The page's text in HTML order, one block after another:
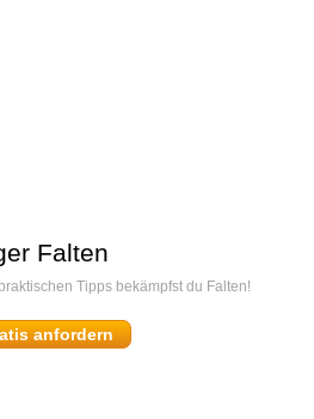
Falten
Tipps bekämpfst du Falten!
anfordern